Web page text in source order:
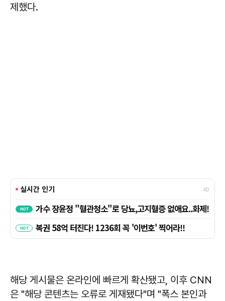
제했다.
해당 게시물은 온라인에 빠르게 확산됐고, 이후 CNN
은 "해당 콘텐츠는 오류로 게재됐다"며 "폭스 본인과